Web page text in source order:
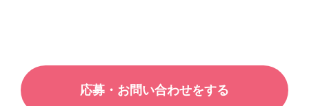
応募・お問い合わせをする